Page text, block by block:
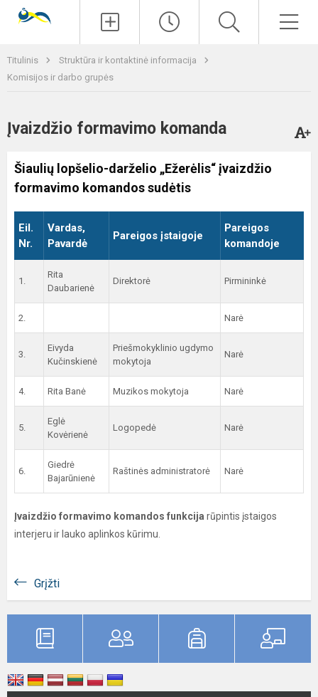
Titulinis
Struktūra ir kontaktinė informacija
Komisijos ir darbo grupės
Įvaizdžio formavimo komanda
Šiaulių lopšelio-darželio „Ežerėlis“ įvaizdžio
formavimo komandos sudėtis
Eil.
Nr.
Vardas,
Pavardė
Pareigos įstaigoje
Pareigos
komandoje
1.
Rita
Daubarienė
Direktorė Pirmininkė
2. Narė
3.
Eivyda
Kučinskienė
Priešmokyklinio ugdymo
mokytoja
Narė
4. Rita Banė Muzikos mokytoja Narė
5.
Eglė
Kovėrienė
Logopedė Narė
6.
Giedrė
Bajarūnienė
Raštinės administratorė Narė
Įvaizdžio formavimo komandos funkcija rūpintis įstaigos
interjeru ir lauko aplinkos kūrimu.
Grįžti